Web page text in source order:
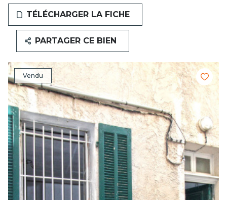
TÉLÉCHARGER LA FICHE
PARTAGER CE BIEN
Vendu